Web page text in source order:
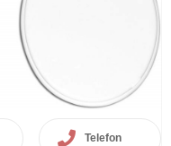
Telefon